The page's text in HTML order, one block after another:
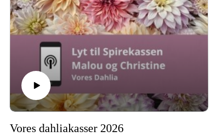
Vores dahliakasser 2026